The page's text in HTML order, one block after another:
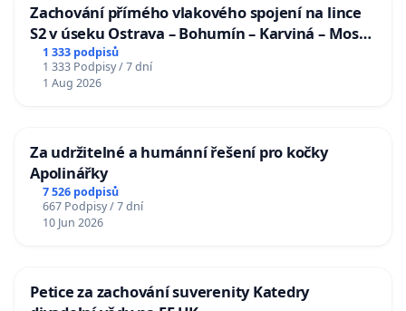
Zachování přímého vlakového spojení na lince
S2 v úseku Ostrava – Bohumín – Karviná – Mosty
u Jablunkova
1 333 podpisů
1 333 Podpisy / 7 dní
1 Aug 2026
Za udržitelné a humánní řešení pro kočky
Apolinářky
7 526 podpisů
667 Podpisy / 7 dní
10 Jun 2026
Petice za zachování suverenity Katedry